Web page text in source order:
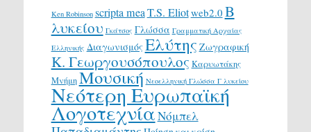
Ken Robinson scripta meaT.S. Eliotweb2.0 Β
λυκείου Γκάτσος Γλώσσα Γραμματική Αρχαίας
Ελληνικής ΔιαγωνισμόςΕλύτης Ζωγραφική
Κ. Γεωργουσόπουλος Καρυωτάκης
ΜνήμηΜουσική Νεοελληνική Γλώσσα Γ λυκείου
Νεότερη Ευρωπαϊκή
ΛογοτεχνίαΝόμπελ